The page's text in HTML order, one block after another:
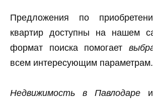
Предложения по
квартир доступны на нашем
формат поиска помогает
всем интересующим параметрам.
Недвижимость в Павлодаре